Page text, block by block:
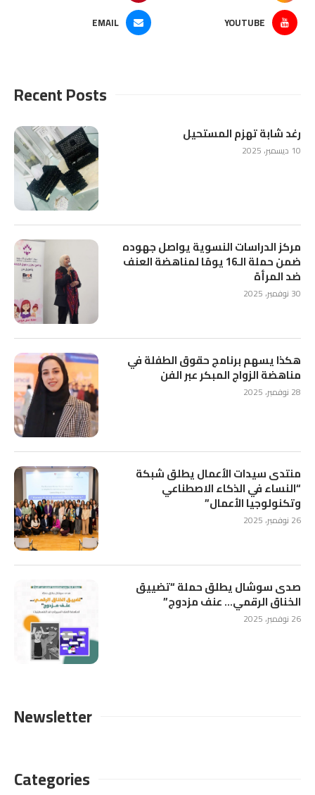
YOUTUBE
EMAIL
Recent Posts
رغد شابة تهزم المستحيل
10 ديسمبر، 2025
مركز الدراسات النسوية يواصل جهوده
ضمن حملة الـ16 يومًا لمناهضة العنف
ضد المرأة
30 نوفمبر، 2025
هكذا يسهم برنامج حقوق الطفلة في
مناهضة الزواج المبكر عبر الفن
28 نوفمبر، 2025
منتدى سيدات الأعمال يطلق شبكة
“النساء في الذكاء الاصطناعي
وتكنولوجيا الأعمال”
26 نوفمبر، 2025
صدى سوشال يطلق حملة “تضييق
الخناق الرقمي… عنف مزدوج”
26 نوفمبر، 2025
Newsletter
Categories